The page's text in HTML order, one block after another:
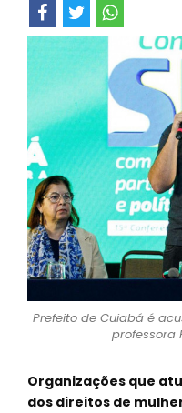
Prefeito de Cuiabá é
professora
Organizações que
dos direitos de